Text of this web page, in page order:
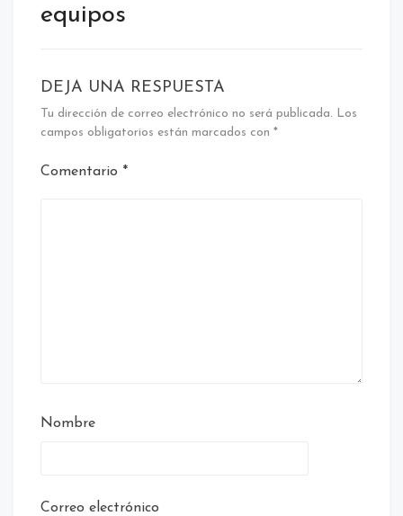
equipos
DEJA UNA RESPUESTA
Tu dirección de correo electrónico no será publicada. Los
campos obligatorios están marcados con *
Comentario *
Nombre
Correo electrónico